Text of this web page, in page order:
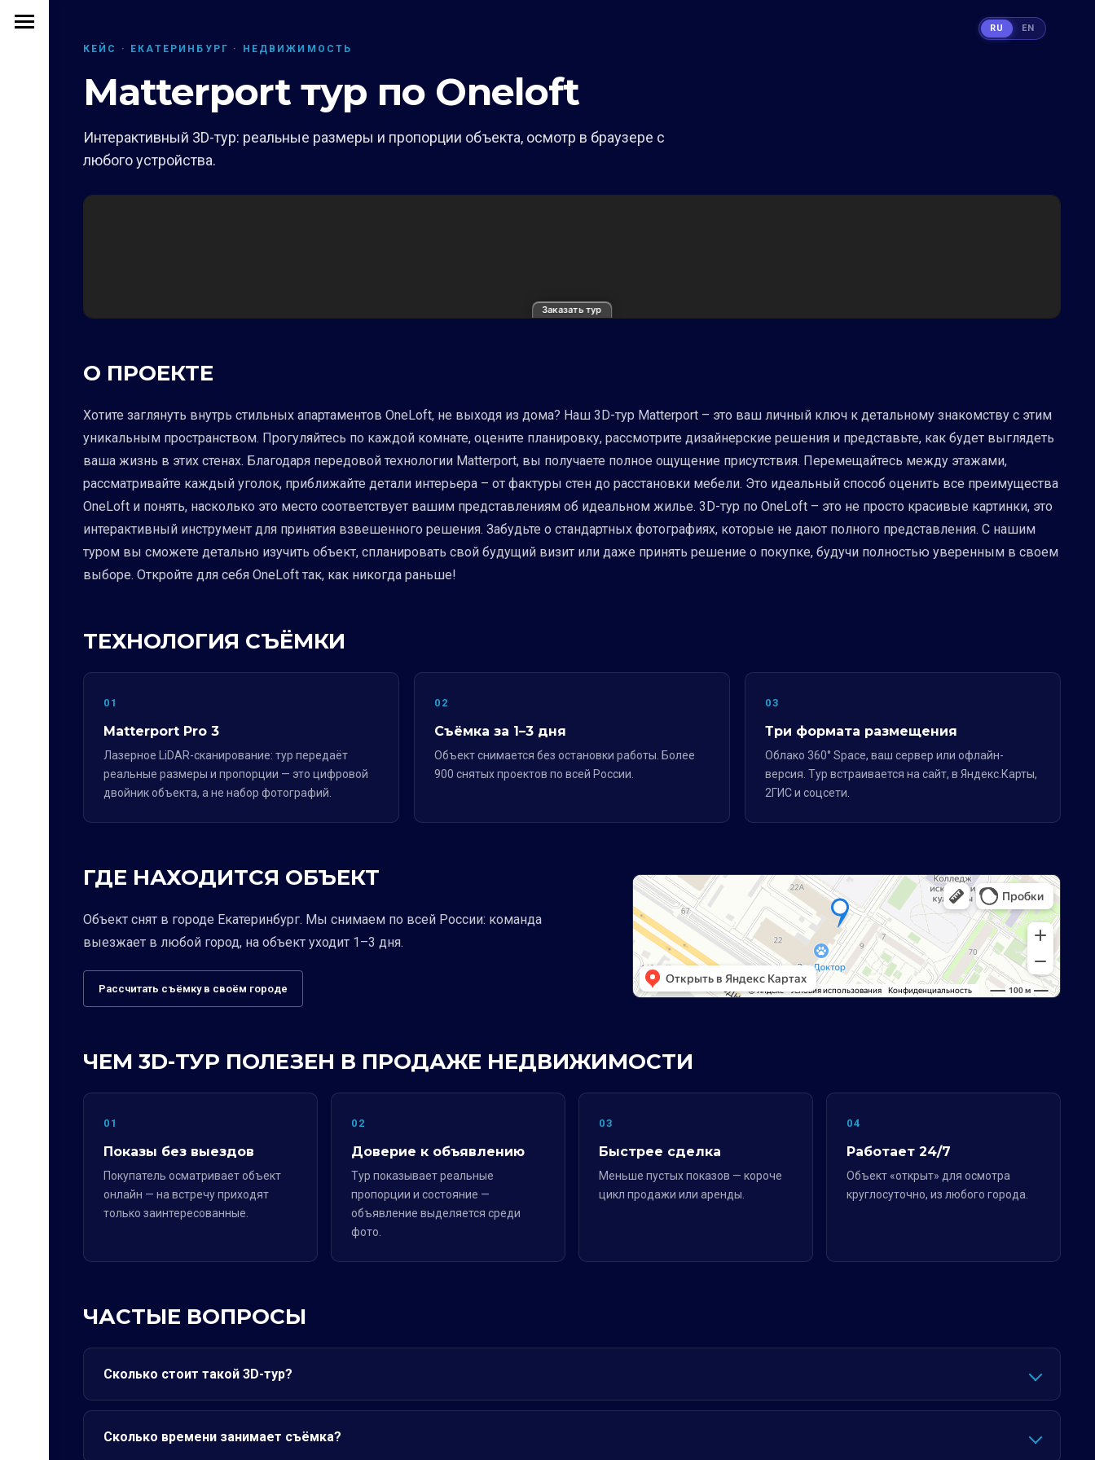
КЕЙС · ЕКАТЕРИНБУРГ · НЕДВИЖИМОСТЬ
Matterport тур по Oneloft
Интерактивный 3D-тур: реальные размеры и пропорции объекта, осмотр в браузере с
любого устройства.
Заказать тур
О ПРОЕКТЕ
Хотите заглянуть внутрь стильных апартаментов OneLoft, не выходя из дома? Наш 3D-тур Matterport – это ваш личный ключ к детальному знакомству с этим
уникальным пространством. Прогуляйтесь по каждой комнате, оцените планировку, рассмотрите дизайнерские решения и представьте, как будет выглядеть
ваша жизнь в этих стенах. Благодаря передовой технологии Matterport, вы получаете полное ощущение присутствия. Перемещайтесь между этажами,
рассматривайте каждый уголок, приближайте детали интерьера – от фактуры стен до расстановки мебели. Это идеальный способ оценить все преимущества
OneLoft и понять, насколько это место соответствует вашим представлениям об идеальном жилье. 3D-тур по OneLoft – это не просто красивые картинки, это
интерактивный инструмент для принятия взвешенного решения. Забудьте о стандартных фотографиях, которые не дают полного представления. С нашим
туром вы сможете детально изучить объект, спланировать свой будущий визит или даже принять решение о покупке, будучи полностью уверенным в своем
выборе. Откройте для себя OneLoft так, как никогда раньше!
ТЕХНОЛОГИЯ СЪЁМКИ
01
Matterport Pro 3
Лазерное LiDAR-сканирование: тур передаёт
реальные размеры и пропорции — это цифровой
двойник объекта, а не набор фотографий.
02
Съёмка за 1–3 дня
Объект снимается без остановки работы. Более
900 снятых проектов по всей России.
03
Три формата размещения
Облако 360° Space, ваш сервер или офлайн-
версия. Тур встраивается на сайт, в Яндекс.Карты,
2ГИС и соцсети.
ГДЕ НАХОДИТСЯ ОБЪЕКТ
Объект снят в городе Екатеринбург. Мы снимаем по всей России: команда
выезжает в любой город, на объект уходит 1–3 дня.
Рассчитать съёмку в своём городе
ЧЕМ 3D-ТУР ПОЛЕЗЕН В ПРОДАЖЕ НЕДВИЖИМОСТИ
01
Показы без выездов
Покупатель осматривает объект
онлайн — на встречу приходят
только заинтересованные.
02
Доверие к объявлению
Тур показывает реальные
пропорции и состояние —
объявление выделяется среди
фото.
03
Быстрее сделка
Меньше пустых показов — короче
цикл продажи или аренды.
04
Работает 24/7
Объект «открыт» для осмотра
круглосуточно, из любого города.
ЧАСТЫЕ ВОПРОСЫ
Сколько стоит такой 3D-тур?
Сколько времени занимает съёмка?
RU EN